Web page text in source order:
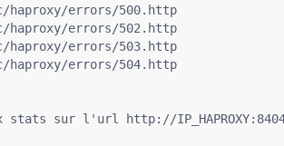
haproxy/errors/500.http
haproxy/errors/502.http
haproxy/errors/503.http
haproxy/errors/504.http
stats sur l'url http://